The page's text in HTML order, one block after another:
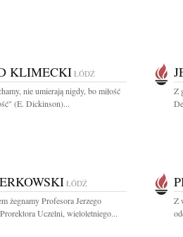
KLIMECKI ŁÓDŹ
nie umierają nigdy, bo miłość
(E. Dickinson)...
Z
ŁÓDŹ
żegnamy Profesora Jerzego
Uczelni, wieloletniego...
Z